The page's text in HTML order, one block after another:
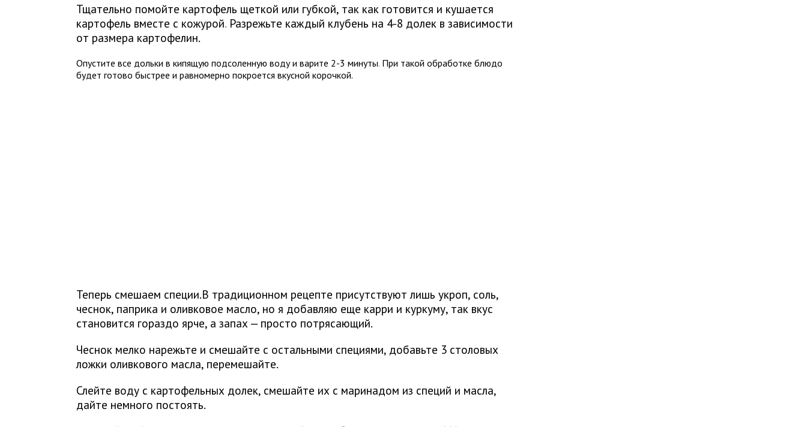
Тщательно помойте картофель щеткой или губкой, так как готовится и кушается
картофель вместе с кожурой. Разрежьте каждый клубень на 4-8 долек в зависимости
от размера картофелин.
Опустите все дольки в кипящую подсоленную воду и варите 2-3 минуты. При такой обработке блюдо
будет готово быстрее и равномерно покроется вкусной корочкой.
Теперь смешаем специи.В традиционном рецепте присутствуют лишь укроп, соль,
чеснок, паприка и оливковое масло, но я добавляю еще карри и куркуму, так вкус
становится гораздо ярче, а запах — просто потрясающий.
Чеснок мелко нарежьте и смешайте с остальными специями, добавьте 3 столовых
ложки оливкового масла, перемешайте.
Слейте воду с картофельных долек, смешайте их с маринадом из специй и масла,
дайте немного постоять.